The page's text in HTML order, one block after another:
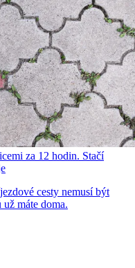
za 12 hodin. Stačí
cesty nemusí být
máte doma.